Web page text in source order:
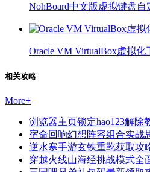
NohBoard中文版虚拟键盘自
Oracle VM VirtualBox虚拟化
相关攻略
More+
浏览器主页锁定hao123解除
宿命回响幻想阵容组合实战
逆水寒手游玄铁重靴获取攻
穿越火线山海经挑战模式全